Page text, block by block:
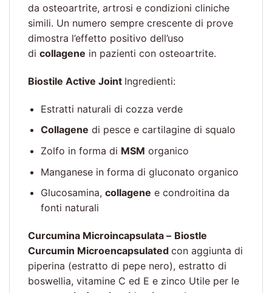
da osteoartrite, artrosi e condizioni cliniche
simili. Un numero sempre crescente di prove
dimostra l’effetto positivo dell’uso
di collagene in pazienti con osteoartrite.
Biostile Active Joint Ingredienti:
Estratti naturali di cozza verde
Collagene di pesce e cartilagine di squalo
Zolfo in forma di MSM organico
Manganese in forma di gluconato organico
Glucosamina, collagene e condroitina da
fonti naturali
Curcumina Microincapsulata – Biostle
Curcumin Microencapsulated con aggiunta di
piperina (estratto di pepe nero), estratto di
boswellia, vitamine C ed E e zinco Utile per le